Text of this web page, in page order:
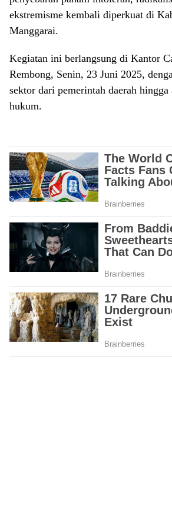
ekstremisme kembali diperkuat di
Manggarai.
Kegiatan ini berlangsung di Kantor
Rembong, Senin, 23 Juni 2025,
sektor dari pemerintah daerah hingga
hukum.